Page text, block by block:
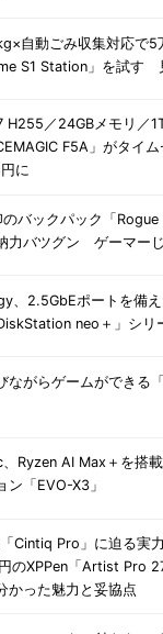
自動ごみ収集対応で
S1 Station」を試す
H255／24GBメモリ／
F5A」がタイ
に
のバックパック「
力バツグン ゲーマー
、2.5GbEポートを備
neo＋」シリ
ながらゲームができる
Ryzen AI Max＋を搭
ン「EVO-X3」
Cintiq Pro」に迫る実
のXPPen「Artist Pro
かった魅力と妥協点